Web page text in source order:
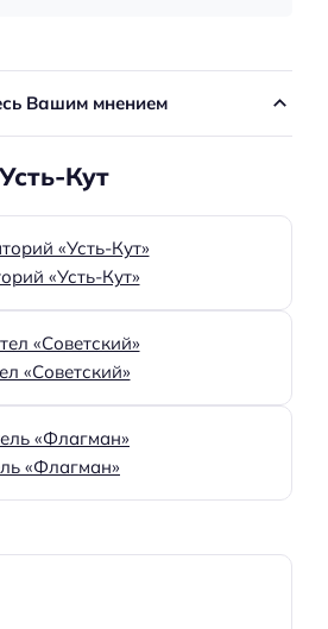
Вашим мнением
Кут
«Усть-Кут»
«Советский»
«Флагман»